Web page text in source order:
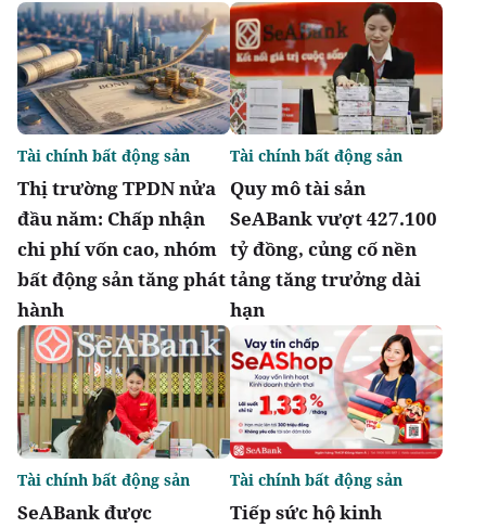
Thị trường TPDN nửa
đầu năm: Chấp nhận
chi phí vốn cao, nhóm
bất động sản tăng phát
hành
Tài chính bất động sản
Quy mô tài sản
SeABank vượt 427.100
tỷ đồng, củng cố nền
tảng tăng trưởng dài
hạn
Tài chính bất động sản
SeABank được
Tài chính bất động sản
Tiếp sức hộ kinh
Tài chính bất động sản